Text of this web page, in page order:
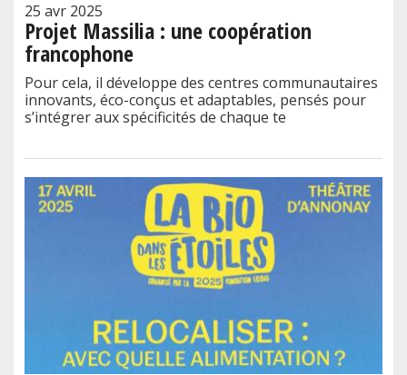
25 avr 2025
Projet Massilia : une coopération
francophone
Pour cela, il développe des centres communautaires
innovants, éco-conçus et adaptables, pensés pour
s’intégrer aux spécificités de chaque te